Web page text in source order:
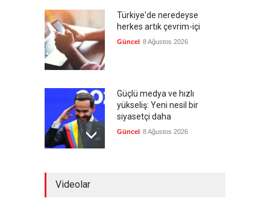
Türkiye'de neredeyse
herkes artık çevrim-içi
Güncel 8 Ağustos 2026
Güçlü medya ve hızlı
yükseliş: Yeni nesil bir
siyasetçi daha
Güncel 8 Ağustos 2026
Videolar